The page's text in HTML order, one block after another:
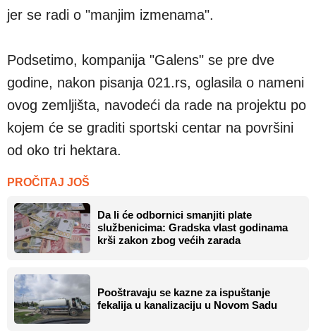
jer se radi o "manjim izmenama".
Podsetimo, kompanija "Galens" se pre dve
godine, nakon pisanja 021.rs, oglasila o nameni
ovog zemljišta, navodeći da rade na projektu po
kojem će se graditi sportski centar na površini
od oko tri hektara.
PROČITAJ JOŠ
Da li će odbornici smanjiti plate
službenicima: Gradska vlast godinama
krši zakon zbog većih zarada
Pooštravaju se kazne za ispuštanje
fekalija u kanalizaciju u Novom Sadu